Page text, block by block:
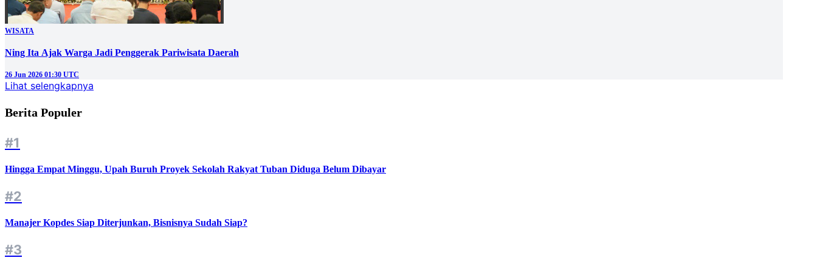
WISATA
Ning Ita Ajak Warga Jadi Penggerak Pariwisata Daerah
26 Jun 2026 01:30 UTC
Lihat selengkapnya
Berita Populer
#1
Hingga Empat Minggu, Upah Buruh Proyek Sekolah Rakyat Tuban Diduga Belum Dibayar
#2
Manajer Kopdes Siap Diterjunkan, Bisnisnya Sudah Siap?
#3